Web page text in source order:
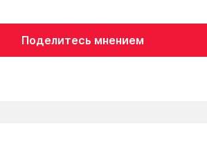
Поделитесь мнением